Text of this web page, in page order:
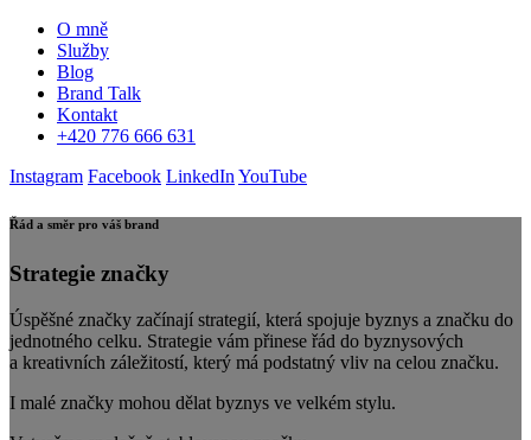
O mně
Služby
Blog
Brand Talk
Kontakt
+420 776 666 631
Instagram Facebook LinkedIn YouTube
Řád a směr pro váš brand
Strategie značky
Úspěšné značky začínají strategií, která spojuje byznys a značku do
jednotného celku. Strategie vám přinese řád do byznysových
a kreativních záležitostí, který má podstatný vliv na celou značku.
I malé značky mohou dělat byznys ve velkém stylu.